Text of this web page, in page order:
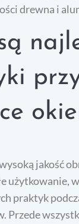
drewna i
jakość
użytkowanie,
praktyk
Przede